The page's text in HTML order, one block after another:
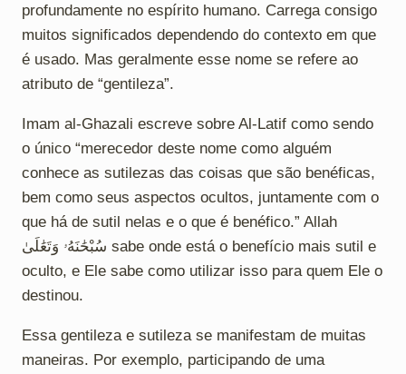
profundamente no espírito humano. Carrega consigo
muitos significados dependendo do contexto em que
é usado. Mas geralmente esse nome se refere ao
atributo de “gentileza”.
Imam al-Ghazali escreve sobre Al-Latif como sendo
o único “merecedor deste nome como alguém
conhece as sutilezas das coisas que são benéficas,
bem como seus aspectos ocultos, juntamente com o
que há de sutil nelas e o que é benéfico.” Allah
سُبْحَٰنَهُۥ وَتَعَٰلَىٰ sabe onde está o benefício mais sutil e
oculto, e Ele sabe como utilizar isso para quem Ele o
destinou.
Essa gentileza e sutileza se manifestam de muitas
maneiras. Por exemplo, participando de uma